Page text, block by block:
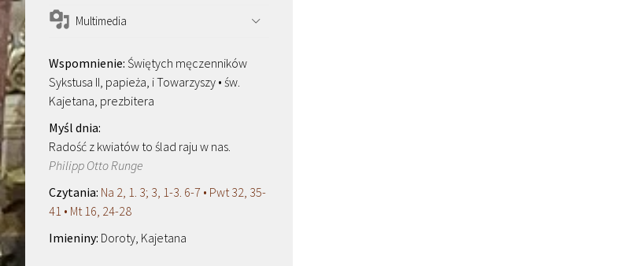
Multimedia
Świętych męczenników
Sykstusa II, papieża, i Towarzyszy • św.
Kajetana, prezbitera
Radość z kwiatów to ślad raju w nas.
Philipp Otto Runge
Na 2, 1. 3; 3, 1-3. 6-7 • Pwt 32, 35-
41 • Mt 16, 24-28
Doroty, Kajetana